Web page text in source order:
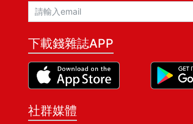
下載錢雜誌APP
社群媒體